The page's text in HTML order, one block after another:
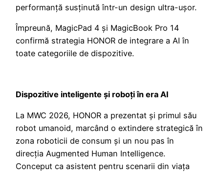
performanță susținută într-un design ultra-ușor.
Împreună, MagicPad 4 și MagicBook Pro 14
confirmă strategia HONOR de integrare a AI în
toate categoriile de dispozitive.
Dispozitive inteligente și roboți în era AI
La MWC 2026, HONOR a prezentat și primul său
robot umanoid, marcând o extindere strategică în
zona roboticii de consum și un nou pas în
direcția Augmented Human Intelligence.
Conceput ca asistent pentru scenarii din viața